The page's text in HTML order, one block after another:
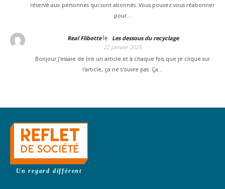
réservé aux personnes qui sont abonnés. Vous pouvez vous réabonner
pour…
Real Flibottele
Les dessous du recyclage
22 janvier 2025
Bonjour J'essaie de lire un article et à chaque fois que je clique sur
l'article, ça ne s'ouvre pas. Ça…
Un regard différent